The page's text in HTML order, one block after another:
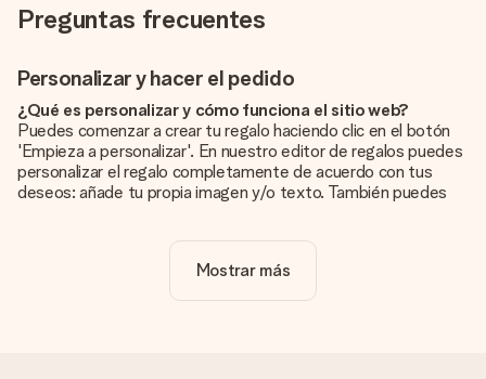
Preguntas frecuentes
Personalizar y hacer el pedido
¿Qué es personalizar y cómo funciona el sitio web?
Puedes comenzar a crear tu regalo haciendo clic en el botón
'Empieza a personalizar'. En nuestro editor de regalos puedes
personalizar el regalo completamente de acuerdo con tus
deseos: añade tu propia imagen y/o texto. También puedes
¿La personalización está incluida en el precio?
El precio que se muestra en el sitio web incluye la
Mostrar más